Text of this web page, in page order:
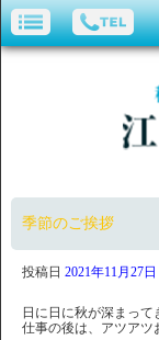
季節のご挨拶
投稿日 2021年11月27日
日に日に秋が深まって
仕事の後は、アツアツ